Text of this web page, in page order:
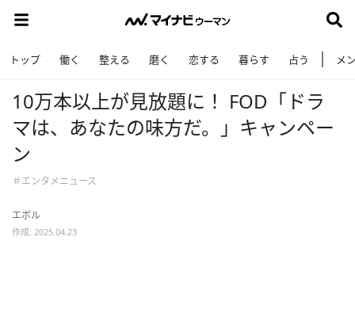
トップ 働く 整える 磨く 恋する 暮らす 占う メ
10万本以上が見放題に！ FOD「ドラ
マは、あなたの味方だ。」キャンペー
ン
＃エンタメニュース
エボル
作成: 2025.04.23